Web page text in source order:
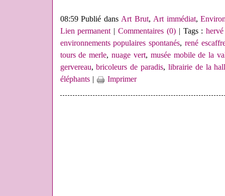
08:59 Publié dansArt Brut, Art immédiat,
Lien permanent|Commentaires (0)| Tags :
environnements populaires spontanés,rené
tours de merle,nuage vert, musée mobile de la
gervereau,bricoleurs de paradis, librairie de la
éléphants| Imprimer